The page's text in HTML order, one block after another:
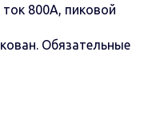
800A, пиковой
Обязательные